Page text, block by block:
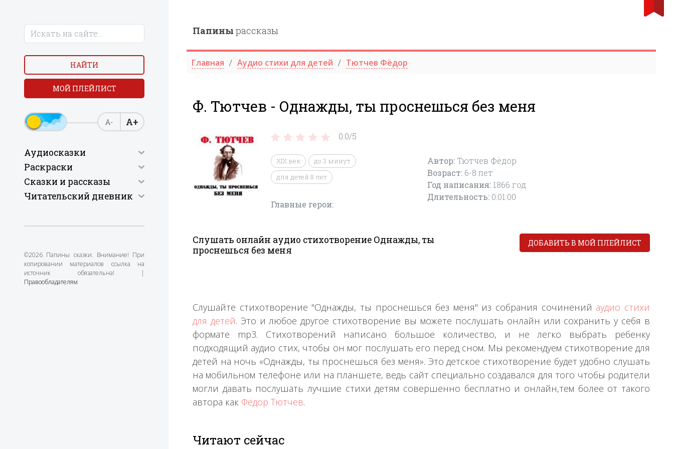
НАЙТИ
МОЙ ПЛЕЙЛИСТ
А- А+
Аудиосказки
Раскраски
Сказки и рассказы
Читательский дневник
©2026 Папины сказки. Внимание! При
копировании материалов ссылка на
источник обязательна! |
Правообладателям
Папины рассказы
Главная Аудио стихи для детей Тютчев Фёдор
Ф. Тютчев - Однажды, ты проснешься без меня
0.0/5
XIX век
до 3 минут
для детей 8 лет
Главные герои:
Автор: Тютчев Фёдор
Возраст: 6-8 лет
Год написания: 1866 год
Длительность: 0:01:00
Слушать онлайн аудио стихотворение Однажды, ты
проснешься без меня
ДОБАВИТЬ В МОЙ ПЛЕЙЛИСТ
Слушайте стихотворение "Однажды, ты проснешься без меня" из собрания сочинений аудио стихи
для детей. Это и любое другое стихотворение вы можете послушать онлайн или сохранить у себя в
формате mp3. Стихотворений написано большое количество, и не легко выбрать ребенку
подходящий аудио стих, чтобы он мог послушать его перед сном. Мы рекомендуем стихотворение для
детей на ночь «Однажды, ты проснешься без меня». Это детское стихотворение будет удобно слушать
на мобильном телефоне или на планшете, ведь сайт специально создавался для того чтобы родители
могли давать послушать лучшие стихи детям совершенно бесплатно и онлайн,тем более от такого
автора как Фёдор Тютчев.
Читают сейчас